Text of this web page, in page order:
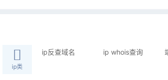
ip类
ip反查域名 ip whois查询